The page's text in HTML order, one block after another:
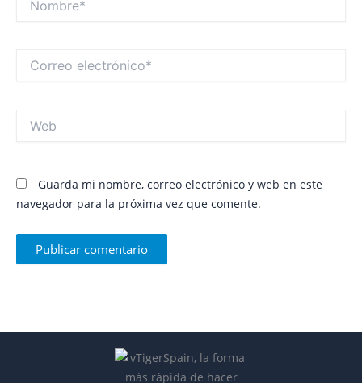
electrónico*
Guarda mi nombre, correo electrónico y web en este
navegador para la próxima vez que comente.